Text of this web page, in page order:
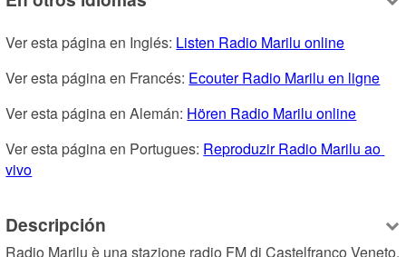
Ver esta página en Inglés: Listen Radio Marilu online
Ver esta página en Francés: Ecouter Radio Marilu en ligne
Ver esta página en Alemán: Hören Radio Marilu online
Ver esta página en Portugues: Reproduzir Radio Marilu ao
vivo
Descripción
Radio Marilu è una stazione radio FM di Castelfranco Veneto,